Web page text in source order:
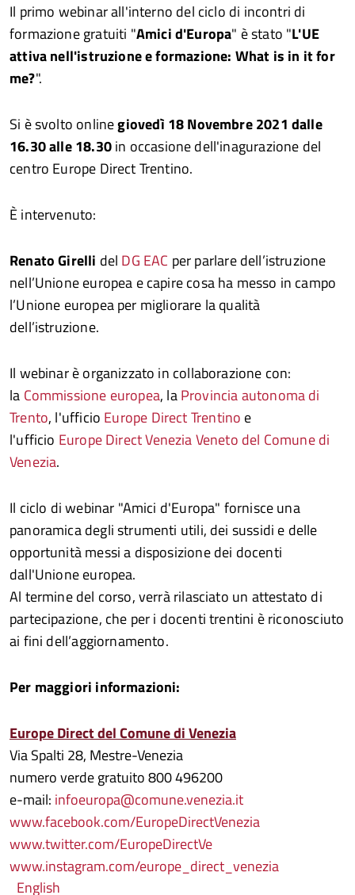
Il primo webinar all'interno del ciclo di incontri di
formazione gratuiti "Amici d'Europa" è stato "L'UE
attiva nell'istruzione e formazione: What is in it for
me?".
Si è svolto onlinegiovedì 18 Novembre 2021 dalle
16.30 alle 18.30in occasione dell'inagurazione del
centro Europe Direct Trentino.
Èintervenuto:
Renato Girelli del DG EAC per parlare dell’istruzione
nell’Unione europea e capire cosa ha messo in campo
l’Unione europea per migliorare la qualità
dell’istruzione.
Il webinar è organizzato in collaborazione con:
la Commissione europea, laProvincia autonoma di
Trento, l'ufficio Europe Direct Trentino e
l'ufficio Europe Direct Venezia Veneto del Comune di
Venezia.
Il ciclo di webinar "Amici d'Europa" fornisce una
panoramica degli strumenti utili, dei sussidi e delle
opportunità messi a disposizione dei docenti
dall'Unione europea.
Al termine del corso, verrà rilasciato un attestato di
partecipazione, che per i docenti trentini è riconosciuto
ai fini dell’aggiornamento.
Per maggiori informazioni:
Europe Direct del Comune di Venezia
Via Spalti 28, Mestre-Venezia
numero verde gratuito 800 496200
e-mail: infoeuropa@comune.venezia.it
www.facebook.com/EuropeDirectVenezia
www.twitter.com/EuropeDirectVe
www.instagram.com/europe_direct_venezia
English